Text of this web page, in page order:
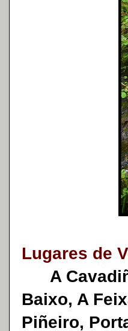
Lugares de
A
Baixo, A
Piñeiro,